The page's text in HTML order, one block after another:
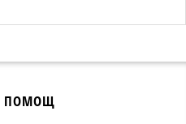
ПОМОЩ